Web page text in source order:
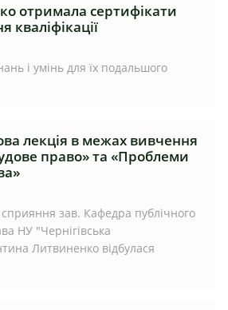
отримала сертифікати
кваліфікації
і умінь для їх подальшого
лекція в межах вивчення
право» та «Проблеми
зав. Кафедра публічного
НУ "Чернігівська
Литвиненко відбулася